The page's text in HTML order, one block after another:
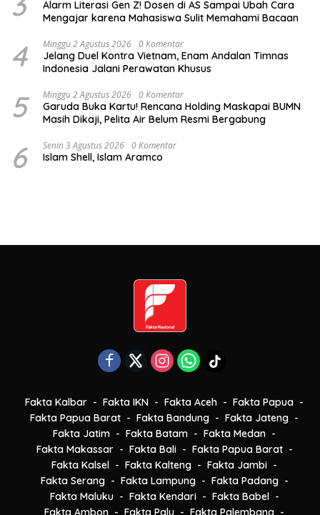
Alarm Literasi Gen Z! Dosen di AS Sampai Ubah Cara
Mengajar karena Mahasiswa Sulit Memahami Bacaan
4 Minggu 2 Agustus 2026 0 Komentar
Jelang Duel Kontra Vietnam, Enam Andalan Timnas
Indonesia Jalani Perawatan Khusus
5 Minggu 2 Agustus 2026 0 Komentar
Garuda Buka Kartu! Rencana Holding Maskapai BUMN
Masih Dikaji, Pelita Air Belum Resmi Bergabung
6 Senin 3 Agustus 2026 0 Komentar
Islam Shell, Islam Aramco
Fakta Kalbar Fakta IKN Fakta Aceh
Fakta Papua
Fakta Papua Barat
Fakta Bandung
Fakta Jateng
Fakta Jatim
Fakta Batam
Fakta Medan
Fakta Makassar
Fakta Bali
Fakta Papua Barat
Fakta Kalsel
Fakta Kalteng
Fakta Jambi
Fakta Serang
Fakta Lampung
Fakta Padang
Fakta Maluku
Fakta Kendari
Fakta Babel
Fakta Ambon
Fakta Palu Fakta Palembang